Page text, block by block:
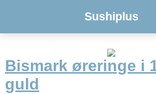
Sushiplus
Bismark øreringe i
guld